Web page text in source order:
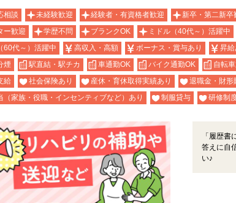
相談 未経験歓迎 経験者・有資格者歓迎 新卒・第二新卒
ー歓迎
学歴不問 ブランクOK ミドル（40代～）活躍中
60代～）活躍中
高収入・高額 ボーナス・賞与あり 昇給
煙
駅直結・駅チカ 車通勤OK バイク通勤OK 自転
給
社会保険あり 産休・育休取得実績あり
退職金・財形
（家族・役職・インセンティブなど）あり
制服貸与 研修制
「履歴
答えに自
い♪